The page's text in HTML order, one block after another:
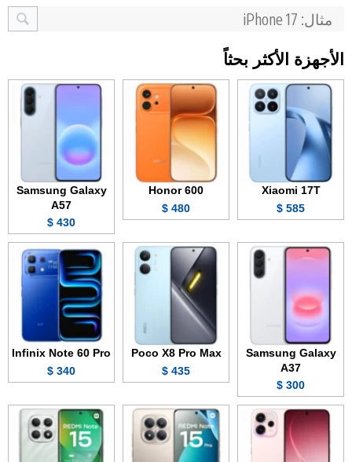
الأجهزة الأكثر بحثاً
Xiaomi 17T
585 $
Honor 600
480 $
Samsung Galaxy
A57
430 $
Samsung Galaxy
A37
300 $
Poco X8 Pro Max
435 $
Infinix Note 60 Pro
340 $